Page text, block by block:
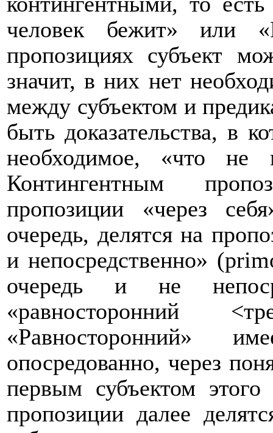
человек бежит» или
пропозициях субъект
значит, в них нет
между субъектом и
быть доказательства, в
необходимое, «что не
Контингентным
пропозиции «через
очередь, делятся на
и непосредственно» (
очередь и не
«равносторонний
«Равносторонний»
опосредованно, через
первым субъектом этого
пропозиции далее